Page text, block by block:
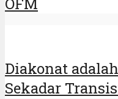
Diakonat
Sekadar